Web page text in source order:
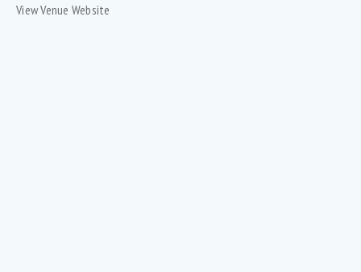
View Venue Website